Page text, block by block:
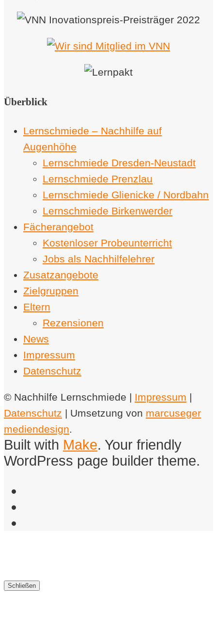
Überblick
Lernschmiede – Nachhilfe auf
Augenhöhe
Lernschmiede Dresden-Neustadt
Lernschmiede Prenzlau
Lernschmiede Glienicke / Nordbahn
Lernschmiede Birkenwerder
Fächerangebot
Kostenloser Probeunterricht
Jobs als Nachhilfelehrer
Zusatzangebote
Zielgruppen
Eltern
Rezensionen
News
Impressum
Datenschutz
© Nachhilfe Lernschmiede | Impressum |
Datenschutz | Umsetzung von marcuseger
mediendesign.
Built with Make. Your friendly
WordPress page builder theme.
Schließen